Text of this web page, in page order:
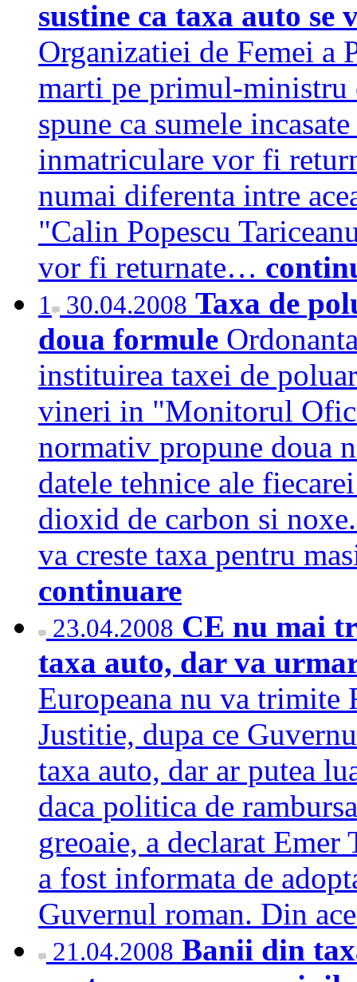
sustine ca taxa auto
Organizatiei de Femei a
marti pe primul-ministru
spune ca sumele
inmatriculare vor fi
numai diferenta intre
"Calin Popescu
vor fi returnate…
1 30.04.2008 Taxa de
doua formule
instituirea taxei de
vineri in "Monitorul
normativ propune doua
datele tehnice ale
dioxid de carbon si
va creste taxa pentru
continuare
23.04.2008 CE nu mai
taxa auto, dar va
Europeana nu va trimite
Justitie, dupa ce
taxa auto, dar ar putea
daca politica de
greoaie, a declarat
a fost informata de
Guvernul roman. Din
21.04.2008 Banii din